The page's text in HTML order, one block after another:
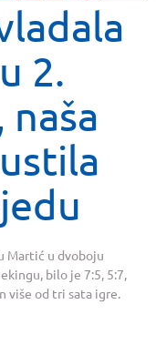
2.
naša
Martić u dvoboju
bilo je 7:5, 5:7,
više od tri sata igre.